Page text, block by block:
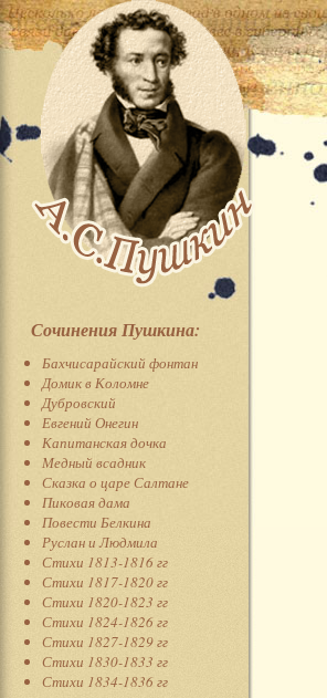
Сочинения Пушкина:
Бахчисарайский фонтан
Домик в Коломне
Дубровский
Евгений Онегин
Капитанская дочка
Медный всадник
Сказка о царе Салтане
Пиковая дама
Повести Белкина
Руслан и Людмила
Стихи 1813-1816 гг
Стихи 1817-1820 гг
Стихи 1820-1823 гг
Стихи 1824-1826 гг
Стихи 1827-1829 гг
Стихи 1830-1833 гг
Стихи 1834-1836 гг